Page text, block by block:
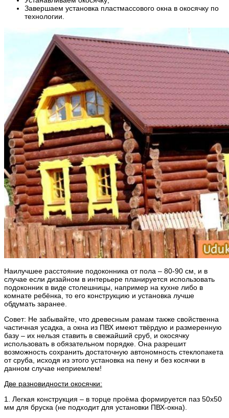
Завершаем установка пластмассового окна в окосячку по
технологии.
Наилучшее расстояние подоконника от пола – 80-90 см, и в
случае если дизайном в интерьере планируется использовать
подоконник в виде столешницы, например на кухне либо в
комнате ребёнка, то его конструкцию и установка лучше
обдумать заранее.
Совет: Не забывайте, что древесным рамам также свойственна
частичная усадка, а окна из ПВХ имеют твёрдую и размеренную
базу – их нельзя ставить в свежайший сруб, и окосячку
использовать в обязательном порядке. Она разрешит
возможность сохранить достаточную автономность стеклопакета
от сруба, исходя из этого установка на пену и без косячки в
данном случае неприемлем!
Две разновидности окосячки:
1. Легкая конструкция – в торце проёма формируется паз 50х50
мм для бруска (не подходит для установки ПВХ-окна).